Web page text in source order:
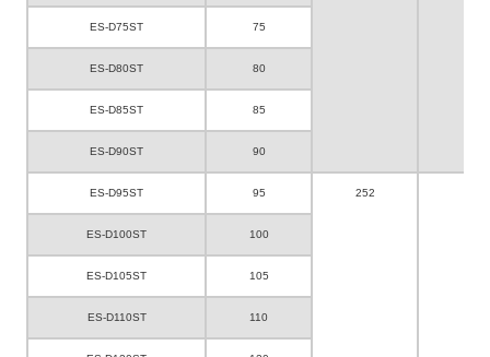
ES-D75ST 75
ES-D80ST 80
ES-D85ST 85
ES-D90ST 90
ES-D95ST 95 252
ES-D100ST 100
ES-D105ST 105
ES-D110ST 110